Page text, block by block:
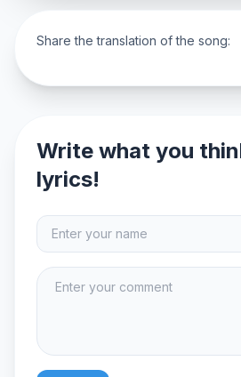
Share the translation of the song:
Write what you
lyrics!